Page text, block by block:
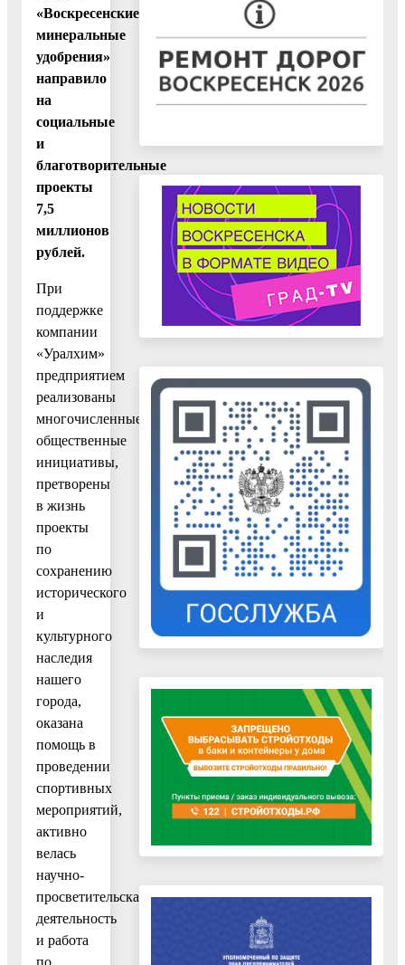
«Воскресенские
минеральные
удобрения»
направило
на
социальные
и
благотворительные
проекты
7,5
миллионов
рублей.
При
поддержке
компании
«Уралхим»
предприятием
реализованы
многочисленные
общественные
инициативы,
претворены
в жизнь
проекты
по
сохранению
исторического
и
культурного
наследия
нашего
города,
оказана
помощь в
проведении
спортивных
мероприятий,
активно
велась
научно-
просветительская
деятельность
и работа
по